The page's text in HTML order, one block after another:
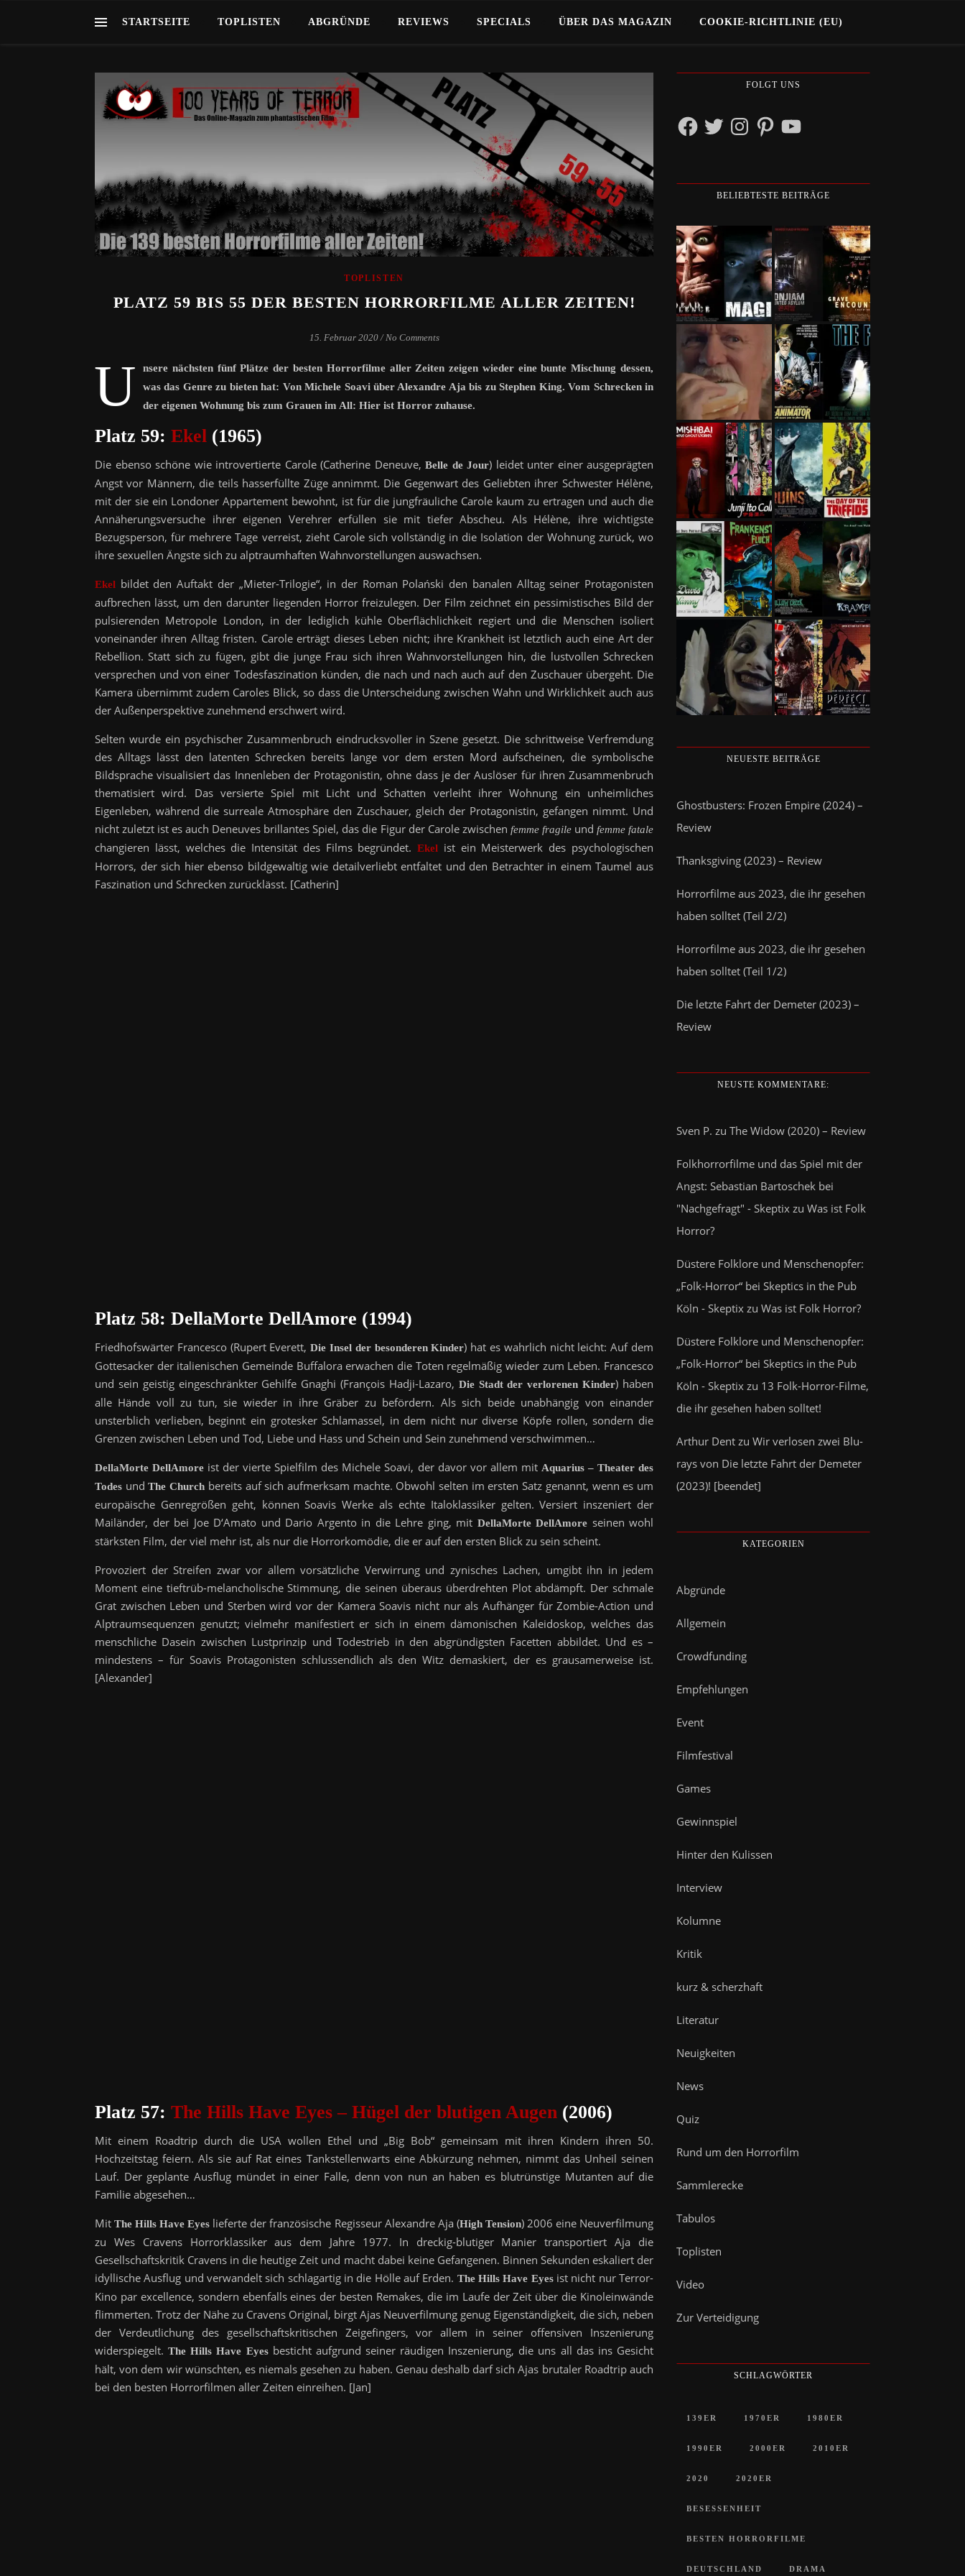
STARTSEITE TOPLISTEN ABGRÜNDE REVIEWS SPECIALS ÜBER DAS MAGAZIN COOKIE-RICHTLINIE (EU)
TOPLISTEN
PLATZ 59 BIS 55 DER BESTEN HORRORFILME ALLER ZEITEN!
15. Februar 2020 / No Comments
U
nsere nächsten fünf Plätze der besten Horrorfilme aller Zeiten zeigen wieder eine bunte Mischung dessen,
was das Genre zu bieten hat: Von Michele Soavi über Alexandre Aja bis zu Stephen King. Vom Schrecken in
der eigenen Wohnung bis zum Grauen im All: Hier ist Horror zuhause.
Platz 59: Ekel (1965)
Die ebenso schöne wie introvertierte Carole (Catherine Deneuve, Belle de Jour) leidet unter einer ausgeprägten
Angst vor Männern, die teils hasserfüllte Züge annimmt. Die Gegenwart des Geliebten ihrer Schwester Hélène,
mit der sie ein Londoner Appartement bewohnt, ist für die jungfräuliche Carole kaum zu ertragen und auch die
Annäherungsversuche ihrer eigenen Verehrer erfüllen sie mit tiefer Abscheu. Als Hélène, ihre wichtigste
Bezugsperson, für mehrere Tage verreist, zieht Carole sich vollständig in die Isolation der Wohnung zurück, wo
ihre sexuellen Ängste sich zu alptraumhaften Wahnvorstellungen auswachsen.
Ekel bildet den Auftakt der „Mieter-Trilogie“, in der Roman Polański den banalen Alltag seiner Protagonisten
aufbrechen lässt, um den darunter liegenden Horror freizulegen. Der Film zeichnet ein pessimistisches Bild der
pulsierenden Metropole London, in der lediglich kühle Oberflächlichkeit regiert und die Menschen isoliert
voneinander ihren Alltag fristen. Carole erträgt dieses Leben nicht; ihre Krankheit ist letztlich auch eine Art der
Rebellion. Statt sich zu fügen, gibt die junge Frau sich ihren Wahnvorstellungen hin, die lustvollen Schrecken
versprechen und von einer Todesfaszination künden, die nach und nach auch auf den Zuschauer übergeht. Die
Kamera übernimmt zudem Caroles Blick, so dass die Unterscheidung zwischen Wahn und Wirklichkeit auch aus
der Außenperspektive zunehmend erschwert wird.
Selten wurde ein psychischer Zusammenbruch eindrucksvoller in Szene gesetzt. Die schrittweise Verfremdung
des Alltags lässt den latenten Schrecken bereits lange vor dem ersten Mord aufscheinen, die symbolische
Bildsprache visualisiert das Innenleben der Protagonistin, ohne dass je der Auslöser für ihren Zusammenbruch
thematisiert wird. Das versierte Spiel mit Licht und Schatten verleiht ihrer Wohnung ein unheimliches
Eigenleben, während die surreale Atmosphäre den Zuschauer, gleich der Protagonistin, gefangen nimmt. Und
nicht zuletzt ist es auch Deneuves brillantes Spiel, das die Figur der Carole zwischen femme fragile und femme fatale
changieren lässt, welches die Intensität des Films begründet.Ekel ist ein Meisterwerk des psychologischen
Horrors, der sich hier ebenso bildgewaltig wie detailverliebt entfaltet und den Betrachter in einem Taumel aus
Faszination und Schrecken zurücklässt. [Catherin]
Platz 58: DellaMorte DellAmore (1994)
Friedhofswärter Francesco (Rupert Everett,Die Insel der besonderen Kinder) hat es wahrlich nicht leicht: Auf dem
Gottesacker der italienischen Gemeinde Buffalora erwachen die Toten regelmäßig wieder zum Leben. Francesco
und sein geistig eingeschränkter Gehilfe Gnaghi (François Hadji-Lazaro, Die Stadt der verlorenen Kinder) haben
alle Hände voll zu tun, sie wieder in ihre Gräber zu befördern. Als sich beide unabhängig von einander
unsterblich verlieben, beginnt ein grotesker Schlamassel, in dem nicht nur diverse Köpfe rollen, sondern die
Grenzen zwischen Leben und Tod, Liebe und Hass und Schein und Sein zunehmend verschwimmen…
DellaMorte DellAmore ist der vierte Spielfilm des Michele Soavi, der davor vor allem mit Aquarius – Theater des
Todes undThe Church bereits auf sich aufmerksam machte. Obwohl selten im ersten Satz genannt, wenn es um
europäische Genregrößen geht, können Soavis Werke als echte Italoklassiker gelten. Versiert inszeniert der
Mailänder, der bei Joe D‘Amato und Dario Argento in die Lehre ging, mit DellaMorte DellAmore seinen wohl
stärksten Film, der viel mehr ist, als nur die Horrorkomödie, die er auf den ersten Blick zu sein scheint.
Provoziert der Streifen zwar vor allem vorsätzliche Verwirrung und zynisches Lachen, umgibt ihn in jedem
Moment eine tieftrüb-melancholische Stimmung, die seinen überaus überdrehten Plot abdämpft. Der schmale
Grat zwischen Leben und Sterben wird vor der Kamera Soavis nicht nur als Aufhänger für Zombie-Action und
Alptraumsequenzen genutzt; vielmehr manifestiert er sich in einem dämonischen Kaleidoskop, welches das
menschliche Dasein zwischen Lustprinzip und Todestrieb in den abgründigsten Facetten abbildet. Und es –
mindestens – für Soavis Protagonisten schlussendlich als den Witz demaskiert, der es grausamerweise ist.
[Alexander]
Platz 57: The Hills Have Eyes – Hügel der blutigen Augen (2006)
Mit einem Roadtrip durch die USA wollen Ethel und „Big Bob“ gemeinsam mit ihren Kindern ihren 50.
Hochzeitstag feiern. Als sie auf Rat eines Tankstellenwarts eine Abkürzung nehmen, nimmt das Unheil seinen
Lauf. Der geplante Ausflug mündet in einer Falle, denn von nun an haben es blutrünstige Mutanten auf die
Familie abgesehen…
MitThe Hills Have Eyes lieferte der französische Regisseur Alexandre Aja (High Tension) 2006 eine Neuverfilmung
zu Wes Cravens Horrorklassiker aus dem Jahre 1977. In dreckig-blutiger Manier transportiert Aja die
Gesellschaftskritik Cravens in die heutige Zeit und macht dabei keine Gefangenen. Binnen Sekunden eskaliert der
idyllische Ausflug und verwandelt sich schlagartig in die Hölle auf Erden. The Hills Have Eyesist nicht nur Terror-
Kino par excellence, sondern ebenfalls eines der besten Remakes, die im Laufe der Zeit über die Kinoleinwände
flimmerten. Trotz der Nähe zu Cravens Original, birgt Ajas Neuverfilmung genug Eigenständigkeit, die sich, neben
der Verdeutlichung des gesellschaftskritischen Zeigefingers, vor allem in seiner offensiven Inszenierung
widerspiegelt.The Hills Have Eyesbesticht aufgrund seiner räudigen Inszenierung, die uns all das ins Gesicht
hält, von dem wir wünschten, es niemals gesehen zu haben. Genau deshalb darf sich Ajas brutaler Roadtrip auch
bei den besten Horrorfilmen aller Zeiten einreihen. [Jan]
FOLGT UNS
Facebook
TwitterInstagramPinterestYouTube
BELIEBTESTE BEITRÄGE
NEUESTE BEITRÄGE
Ghostbusters: Frozen Empire (2024) –
Review
Thanksgiving (2023) – Review
Horrorfilme aus 2023, die ihr gesehen
haben solltet (Teil 2/2)
Horrorfilme aus 2023, die ihr gesehen
haben solltet (Teil 1/2)
Die letzte Fahrt der Demeter (2023) –
Review
NEUSTE KOMMENTARE:
Sven P. zu The Widow (2020) – Review
Folkhorrorfilme und das Spiel mit der
Angst: Sebastian Bartoschek bei
"Nachgefragt" - Skeptix zu Was ist Folk
Horror?
Düstere Folklore und Menschenopfer:
„Folk-Horror“ bei Skeptics in the Pub
Köln - Skeptix zu Was ist Folk Horror?
Düstere Folklore und Menschenopfer:
„Folk-Horror“ bei Skeptics in the Pub
Köln - Skeptix zu 13 Folk-Horror-Filme,
die ihr gesehen haben solltet!
Arthur Dent zu Wir verlosen zwei Blu-
rays von Die letzte Fahrt der Demeter
(2023)! [beendet]
KATEGORIEN
Abgründe
Allgemein
Crowdfunding
Empfehlungen
Event
Filmfestival
Games
Gewinnspiel
Hinter den Kulissen
Interview
Kolumne
Kritik
kurz & scherzhaft
Literatur
Neuigkeiten
News
Quiz
Rund um den Horrorfilm
Sammlerecke
Tabulos
Toplisten
Video
Zur Verteidigung
SCHLAGWÖRTER
139ER 1970ER 1980ER
1990ER 2000ER 2010ER
2020 2020ER
BESESSENHEIT
BESTEN HORRORFILME
DEUTSCHLAND DRAMA